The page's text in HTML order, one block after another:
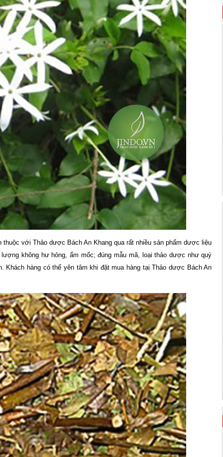
với Thảo dược Bách An Khang qua rất nhiều sản phẩm dược liệu
không hư hỏng, ẩm mốc; đúng mẫu mã, loại thảo dược như quý
Khách hàng có thể yên tâm khi đặt mua hàng tại Thảo dược Bách An